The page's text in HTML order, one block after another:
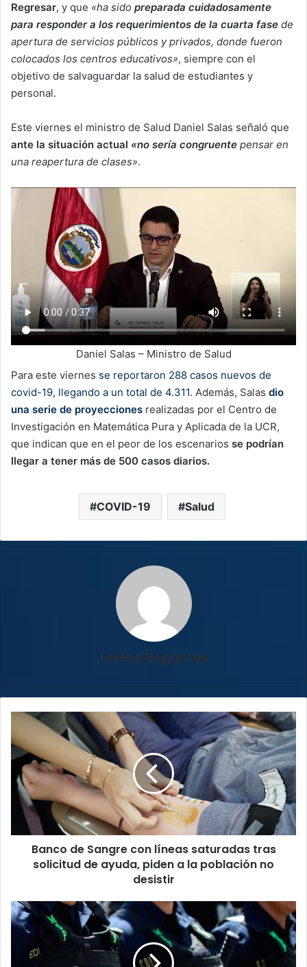
Regresar, y que «ha sido preparada cuidadosamente
para responder a los requerimientos de la cuarta fase de
apertura de servicios públicos y privados, donde fueron
colocados los centros educativos», siempre con el
objetivo de salvaguardar la salud de estudiantes y
personal.
Este viernes el ministro de Salud Daniel Salas señaló que
ante la situación actual «no sería congruente pensar en
una reapertura de clases».
Daniel Salas – Ministro de Salud
Para este viernes se reportaron 288 casos nuevos de
covid-19, llegando a un total de 4.311. Además, Salas dio
una serie de proyecciones realizadas por el Centro de
Investigación en Matemática Pura y Aplicada de la UCR,
que indican que en el peor de los escenarios se podrían
llegar a tener más de 500 casos diarios.
COVID-19 Salud
Lorena Bogantes
Banco
Sangre
con
líneas
saturadas
tras
solicitud
de
ayuda,
piden
población
no
desistir
Banco de Sangre con líneas saturadas tras
solicitud de ayuda, piden a la población no
desistir
Un
total